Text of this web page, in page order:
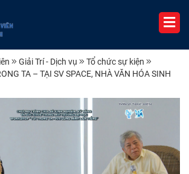
Giải Trí - Dịch vụ
Tổ chức sự kiện
TA – TẠI SV SPACE, NHÀ VĂN HÓA SINH